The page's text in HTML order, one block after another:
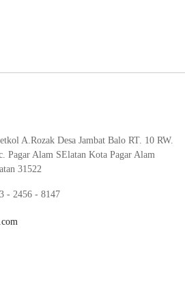
A.Rozak Desa Jambat Balo RT. 10 RW.
Pagar Alam SElatan Kota Pagar Alam
31522
- 2456 - 8147